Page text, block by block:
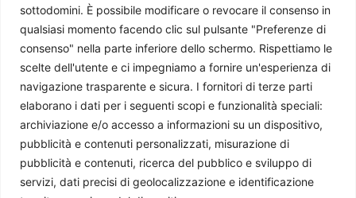
sottodomini. È possibile modificare o revocare il consenso in
qualsiasi momento facendo clic sul pulsante "Preferenze di
consenso" nella parte inferiore dello schermo. Rispettiamo le
scelte dell'utente e ci impegniamo a fornire un'esperienza di
navigazione trasparente e sicura. I fornitori di terze parti
elaborano i dati per i seguenti scopi e funzionalità speciali:
archiviazione e/o accesso a informazioni su un dispositivo,
pubblicità e contenuti personalizzati, misurazione di
pubblicità e contenuti, ricerca del pubblico e sviluppo di
servizi, dati precisi di geolocalizzazione e identificazione
Sanità in America Latina e fragilità del sistema: chi paga il
prezzo più alto?
Sofia Noemi Crobeddu - 31 Marzo 2025